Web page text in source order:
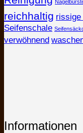
reichhaltig rissige
Seifenschale
verwöhnend
Informationen